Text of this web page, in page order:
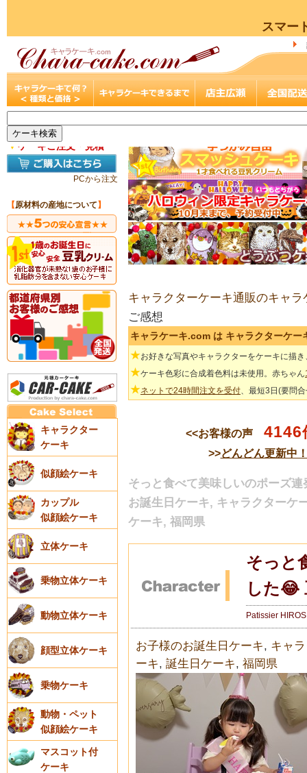
スマー
▼ケーキご注文・見積
PCから注文
【原材料の産地について 】
キャラクター
ケーキ
似顔絵ケーキ
カップル
似顔絵ケーキ
立体ケーキ
乗物立体ケーキ
動物立体ケーキ
顔型立体ケーキ
乗物ケーキ
動物・ペット
似顔絵ケーキ
マスコット付
ケーキ
キャラクターケーキ通販のキャラ
ご感想
キャラケーキ.com は キャラクターケ
★お好きな写真やキャラクターをケーキに描
★ケーキ色彩に合成着色料は未使用。赤ちゃん
★ネットで24時間注文を受付、最短3日(要問
<<お客様の声 4146
>>どんどん更新中
そっと食べて美味しいのポーズ
お誕生日ケーキ, キャラクターケ
ケーキ, 福岡県
そっと
した😂
Patissier
お子様のお誕生日ケーキ, キャ
ーキ, 誕生日ケーキ, 福岡県